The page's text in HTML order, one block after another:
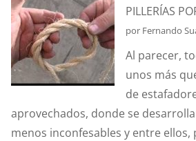
PILLERÍAS
por Fernando
Al parecer,
unos más
de
aprovechados, donde se
menos inconfesables y entre